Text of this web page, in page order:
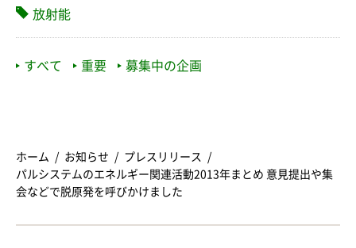
放射能
すべて 重要 募集中の企画
ホーム お知らせ
プレスリリース
パルシステムのエネルギー関連活動2013年まとめ 意見提出や集
会などで脱原発を呼びかけました